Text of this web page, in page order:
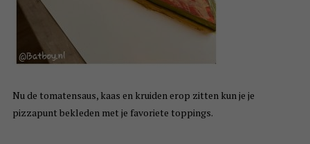
Nu de tomatensaus, kaas en kruiden erop zitten kun je je
pizzapunt bekleden met je favoriete toppings.